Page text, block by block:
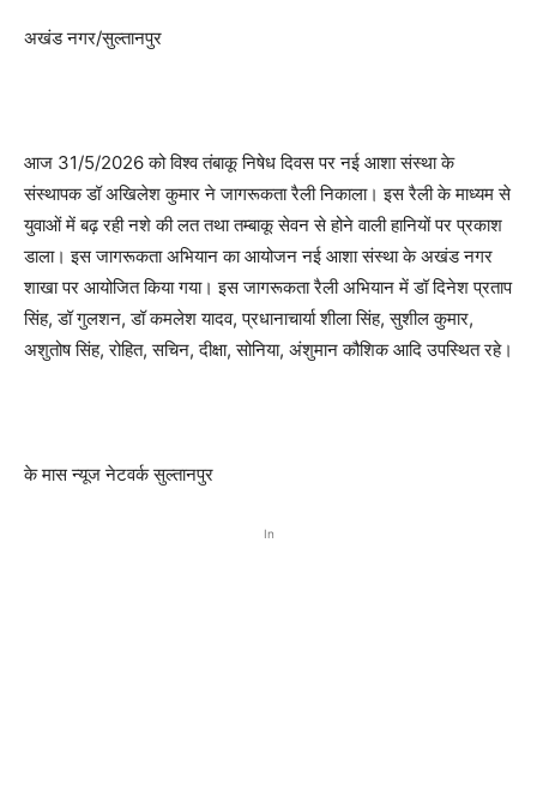
अखंड नगर/सुल्तानपुर
आज 31/5/2026 को विश्व तंबाकू निषेध दिवस पर न‌‌‌ई आशा संस्था के
संस्थापक डॉ अखिलेश कुमार ने जागरूकता रैली निकाला। इस रैली के माध्यम से
युवाओं में बढ़ रही नशे की लत तथा तम्बाकू सेवन से होने वाली हानियों पर प्रकाश
डाला। इस जागरूकता अभियान का आयोजन नई आशा संस्था के अखंड नगर
शाखा पर आयोजित किया गया। इस जागरूकता रैली अभियान में डॉ दिनेश प्रताप
सिंह, डॉ गुलशन, डॉ कमलेश यादव, प्रधानाचार्या शीला सिंह, सुशील कुमार,
अशुतोष सिंह, रोहित, सचिन, दीक्षा, सोनिया, अंशुमान कौशिक आदि उपस्थित रहे।
के मास न्यूज नेटवर्क सुल्तानपुर
In